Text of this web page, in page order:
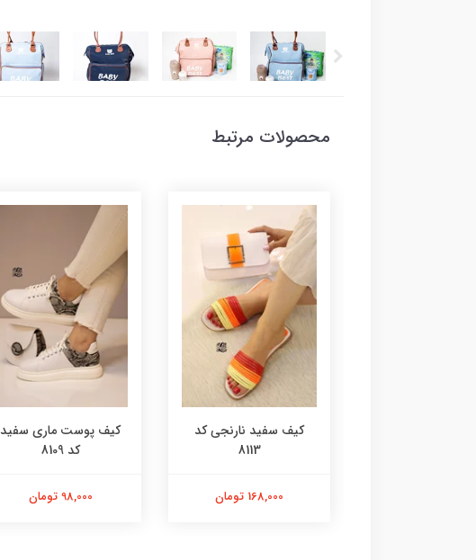
محصولات مرتبط
کیف سفید نارنجی کد
8113
168,000 تومان
کیف پوست ماری سفید
کد 8109
98,000 تومان